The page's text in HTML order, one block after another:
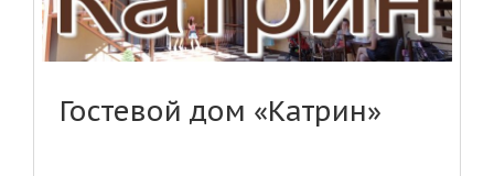
Гостевой дом «Катрин»